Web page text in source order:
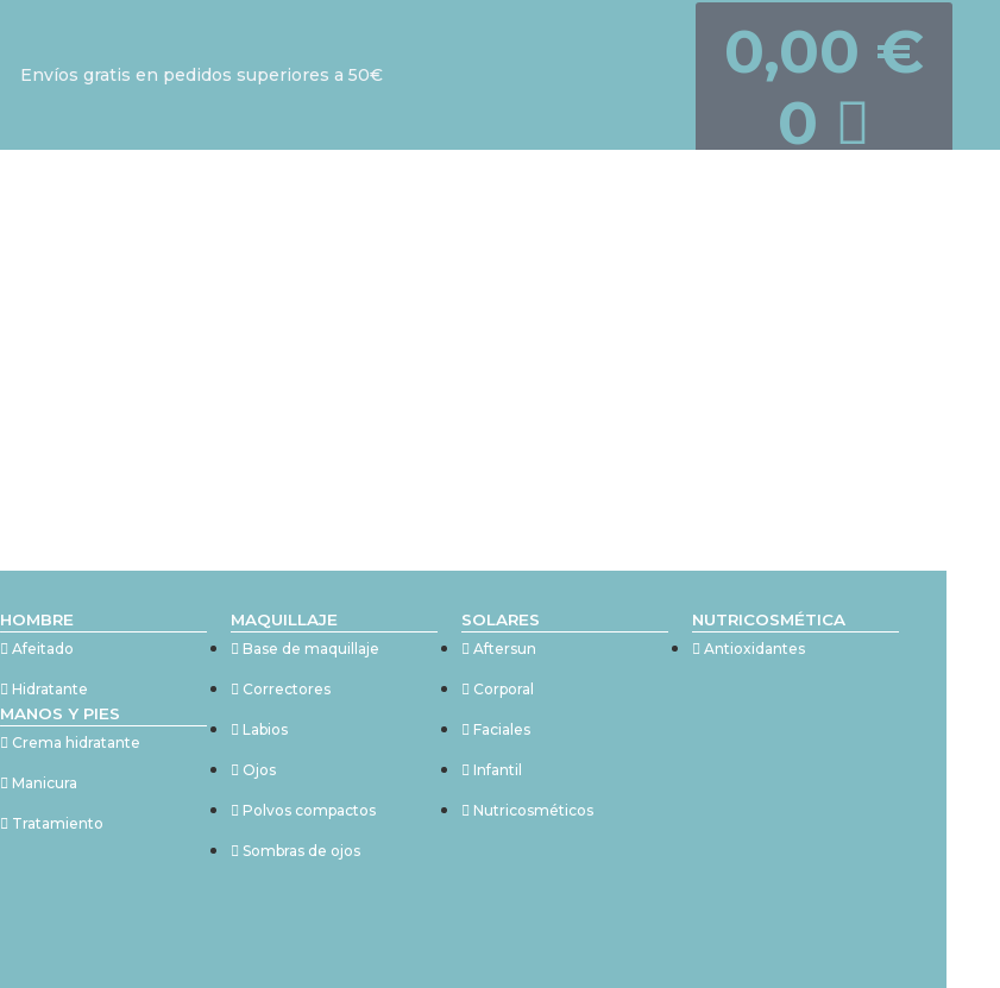
Envíos gratis en pedidos superiores a 50€ 0,00 €
0
HOMBRE
Afeitado
Hidratante
MANOS Y PIES
Crema hidratante
Manicura
Tratamiento
MAQUILLAJE
Base de maquillaje
Correctores
Labios
Ojos
Polvos compactos
Sombras de ojos
SOLARES
Aftersun
Corporal
Faciales
Infantil
Nutricosméticos
NUTRICOSMÉTICA
Antioxidantes